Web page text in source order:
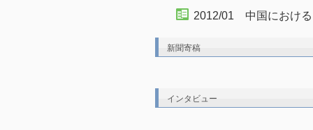
2012/01 中国における
新聞寄稿
インタビュー